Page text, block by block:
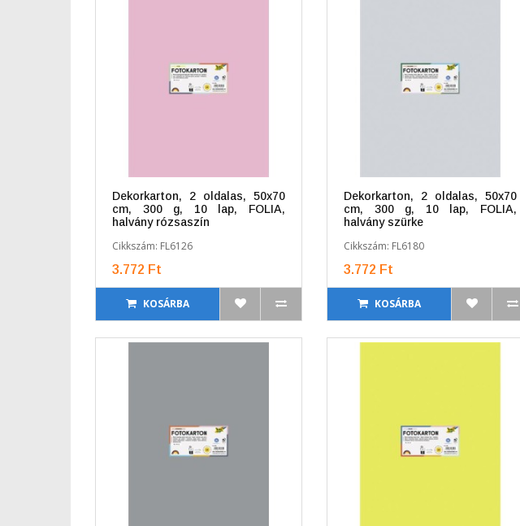
Dekorkarton, 2 oldalas, 50x70
cm, 300 g, 10 lap, FOLIA,
halvány rózsaszín
Cikkszám: FL6126
3.772 Ft
KOSÁRBA
Dekorkarton, 2 oldalas, 50x70
cm, 300 g, 10 lap, FOLIA,
halvány szürke
Cikkszám: FL6180
3.772 Ft
KOSÁRBA